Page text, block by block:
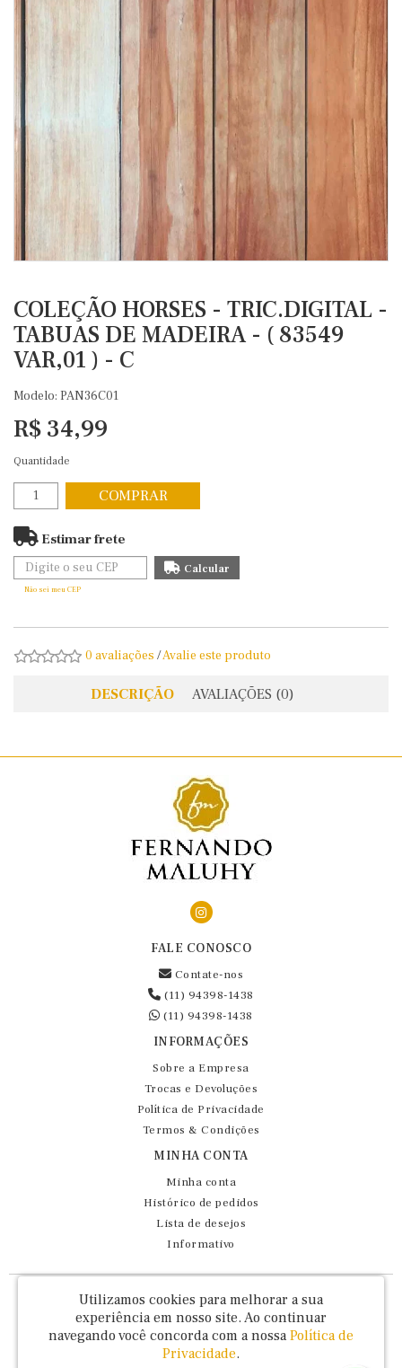
COLEÇÃO HORSES - TRIC.DIGITAL -
TABUAS DE MADEIRA - ( 83549
VAR,01 ) - C
Modelo: PAN36C01
R$ 34,99
Quantidade
COMPRAR
Estimar frete
Não sei meu CEP
0 avaliações /Avalie este produto
DESCRIÇÃO AVALIAÇÕES (0)
FALE CONOSCO
Contate-nos
(11) 94398-1438
(11) 94398-1438
INFORMAÇÕES
Sobre a Empresa
Trocas e Devoluções
Política de Privacidade
Termos & Condições
MINHA CONTA
Minha conta
Histórico de pedidos
Lista de desejos
Informativo
Fernando Maluhy Cia Ltda - CNPJ: 60.458.825/0001-86
Rua Dr Euclydes da Cunha, 47 - Brás - São Paulo / SP - CEP 03016-030
Utilizamos cookies para melhorar a sua
experiência em nosso site. Ao continuar
navegando você concorda com a nossa Política de
Privacidade.